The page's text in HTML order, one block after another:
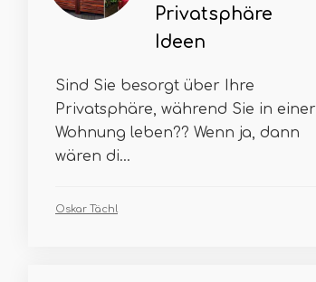
Privatsphäre
Ideen
Sind Sie besorgt über Ihre
Privatsphäre, während Sie in einer
Wohnung leben?? Wenn ja, dann
wären di...
Oskar Tächl